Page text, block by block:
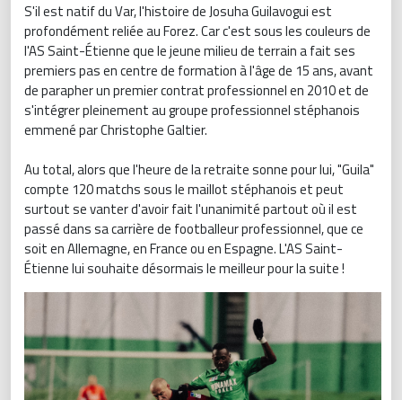
S'il est natif du Var, l'histoire de Josuha Guilavogui est
profondément reliée au Forez. Car c'est sous les couleurs de
l'AS Saint-Étienne que le jeune milieu de terrain a fait ses
premiers pas en centre de formation à l'âge de 15 ans, avant
de parapher un premier contrat professionnel en 2010 et de
s'intégrer pleinement au groupe professionnel stéphanois
emmené par Christophe Galtier.
Au total, alors que l'heure de la retraite sonne pour lui, "Guila"
compte 120 matchs sous le maillot stéphanois et peut
surtout se vanter d'avoir fait l'unanimité partout où il est
passé dans sa carrière de footballeur professionnel, que ce
soit en Allemagne, en France ou en Espagne. L'AS Saint-
Étienne lui souhaite désormais le meilleur pour la suite !